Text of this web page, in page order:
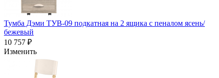
Тумба Дэми ТУВ-09 подкатная на 2 ящика с пеналом ясень/
бежевый
10 757 ₽
Изменить